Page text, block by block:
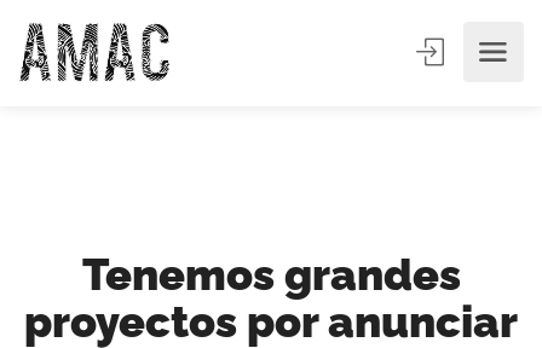
Tenemos grandes
proyectos por anunciar